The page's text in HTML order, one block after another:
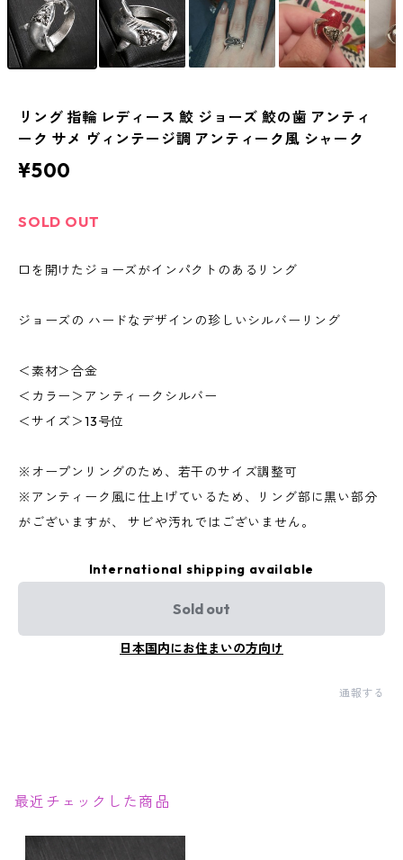
リング 指輪 レディース 鮫 ジョーズ 鮫の歯 アンティ
ーク サメ ヴィンテージ調 アンティーク風 シャーク
¥500
SOLD OUT
口を開けたジョーズがインパクトのあるリング
ジョーズの ハードなデザインの珍しいシルバーリング
＜素材＞合金
＜カラー＞アンティークシルバー
＜サイズ＞13号位
※オープンリングのため、若干のサイズ調整可
※アンティーク風に仕上げているため、リング部に黒い部分
がございますが、 サビや汚れではございません。
International shipping available
Sold out
日本国内にお住まいの方向け
通報する
最近チェックした商品